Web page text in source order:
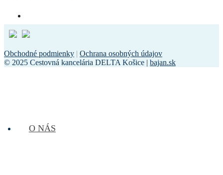
O NÁS
Obchodné podmienky | Ochrana osobných údajov
© 2025 Cestovná kancelária DELTA Košice | bajan.sk